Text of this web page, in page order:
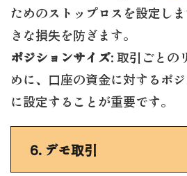
ためのストップロスを設定し
きな損失を防ぎます。
ポジションサイズ: 取引ごとの
めに、口座の資金に対するポ
に設定することが重要です。
6. デモ取引